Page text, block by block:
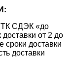
ТК СДЭК «до
от 2 до
сроки доставки
доставки